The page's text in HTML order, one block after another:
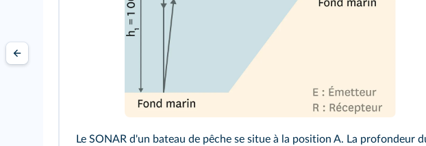
Le SONAR d'un bateau de pêche se situe à la position A. La profondeur